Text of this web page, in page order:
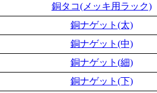
銅タコ(メッキ用ラック)
銅ナゲット(太)
銅ナゲット(中)
銅ナゲット(細)
銅ナゲット(下)